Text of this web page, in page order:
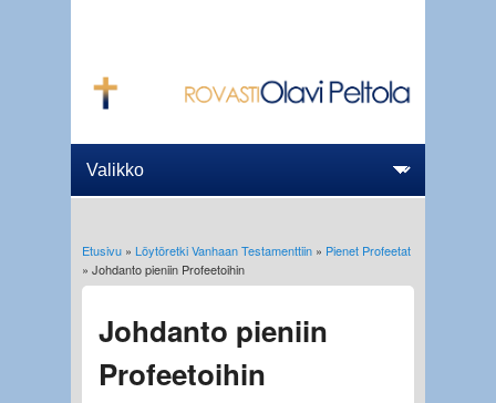
Olet täällä
Etusivu» Löytöretki Vanhaan Testamenttiin» Pienet Profeetat
» Johdanto pieniin Profeetoihin
Johdanto pieniin
Profeetoihin